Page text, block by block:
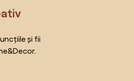
și fii